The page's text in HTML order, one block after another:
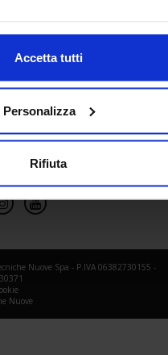
Accetta tutti
Personalizza
Rifiuta
Nuove Spa - P.IVA 06382730155 -
Nuove